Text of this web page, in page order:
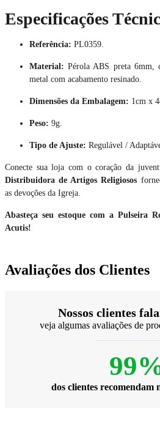
Especificações
Referência: PL0359.
Material: Pérola ABS preta 6mm,
metal com acabamento resinado.
Dimensões da Embalagem: 1cm x
Peso: 9g.
Tipo de Ajuste: Regulável /
Conecte sua loja com o coração da
Distribuidora de Artigos Religiosos
as devoções da Igreja.
Abasteça seu estoque com a Pulseira
Acutis!
Avaliações dos Clientes
Nossos clientes
veja algumas avaliações de
dos clientes recomendam